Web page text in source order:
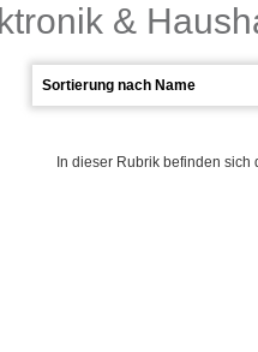
&
In dieser Rubrik befinden